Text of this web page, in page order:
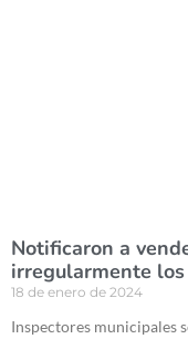
Notificaron a
irregularmente
18 de enero de 2024
Inspectores municipales